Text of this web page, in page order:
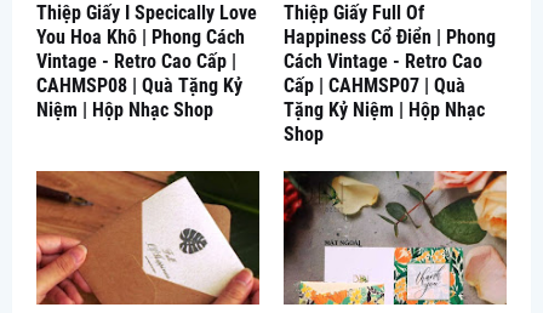
Thiệp Giấy I Specically Love
You Hoa Khô | Phong Cách
Vintage - Retro Cao Cấp |
CAHMSP08 | Quà Tặng Kỷ
Niệm | Hộp Nhạc Shop
Thiệp Giấy Full Of
Happiness Cổ Điển | Phong
Cách Vintage - Retro Cao
Cấp | CAHMSP07 | Quà
Tặng Kỷ Niệm | Hộp Nhạc
Shop